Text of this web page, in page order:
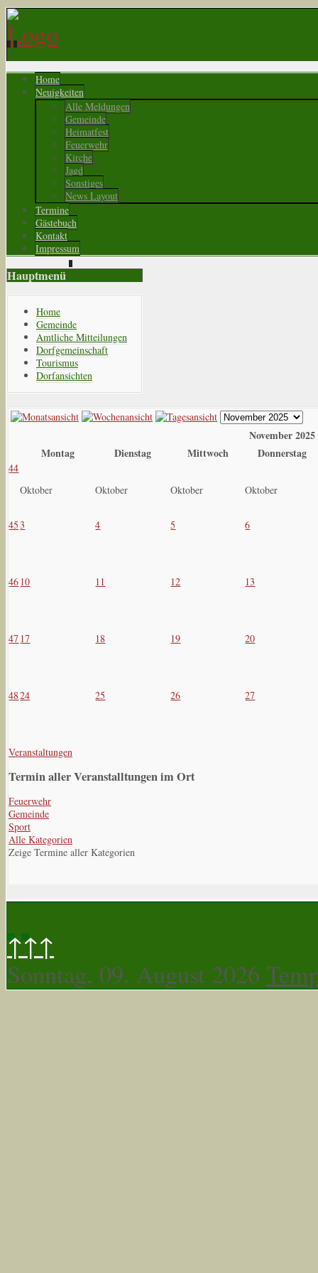
Home
Neuigkeiten
Alle Meldungen
Gemeinde
Heimatfest
Feuerwehr
Kirche
Jagd
Sonstiges
News Layout
Termine
Gästebuch
Kontakt
Impressum
Hauptmenü
Home
Gemeinde
Amtliche Mitteilungen
Dorfgemeinschaft
Tourismus
Dorfansichten
November 2025
Montag
Dienstag Mittwoch Donnerstag
44
Oktober
Oktober Oktober Oktober
45 3 4 5 6
46 10 11 12 13
47 17 18 19 20
4824 25 26 27
Veranstaltungen
Termin aller Veranstalltungen im Ort
Feuerwehr
Gemeinde
Sport
Alle Kategorien
Zeige Termine aller Kategorien
↑↑↑
Sonntag, 09. August 2026